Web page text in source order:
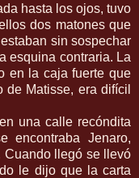
hasta los ojos, tuvo
dos matones que
sin sospechar
esquina contraria. La
en la caja fuerte que
Matisse, era difícil
una calle recóndita
encontraba Jenaro,
Cuando llegó se llevó
le dijo que la carta